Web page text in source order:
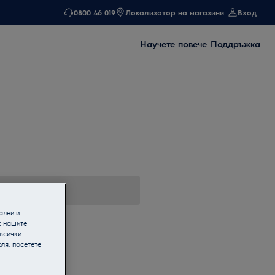
0800 46 019 Локализатор на магазини Вход
Научете повече Поддръжка
и
нашите
посетете